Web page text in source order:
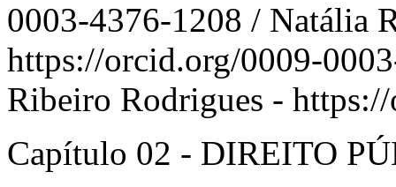
0003-4376-1208 / Natália
https://orcid.org/0009-
Ribeiro Rodrigues -
Capítulo 02 - DIREITO